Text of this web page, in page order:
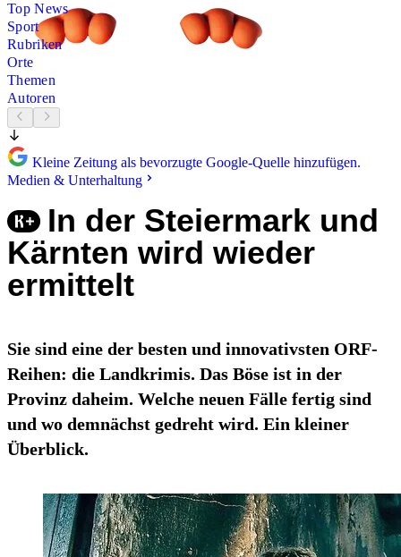
Top News
Sport
Rubriken
Orte
Themen
Autoren
Kleine Zeitung als bevorzugte Google-Quelle hinzufügen.
Medien & Unterhaltung
In der Steiermark und
Kärnten wird wieder
ermittelt
Sie sind eine der besten und innovativsten ORF-
Reihen: die Landkrimis. Das Böse ist in der
Provinz daheim. Welche neuen Fälle fertig sind
und wo demnächst gedreht wird. Ein kleiner
Überblick.